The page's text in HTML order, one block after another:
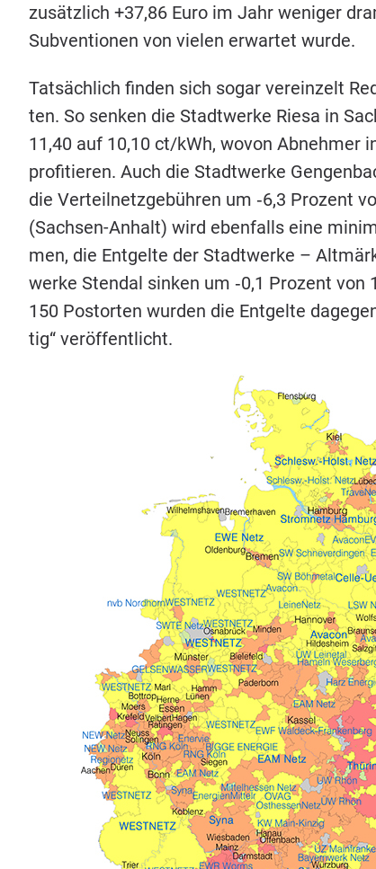
zusätz­lich +37,86 Euro im Jahr weni­ger
Sub­ven­tio­nen von vie­len erwar­tet wurde.
Tat­säch­lich fin­den sich sogar ver­ein­zelt
ten. So sen­ken die Stadt­wer­ke Rie­sa in
11,40 auf 10,10 ct/​kWh, wovon Abneh­mer
pro­fi­tie­ren. Auch die Stadt­wer­ke
die Ver­teil­netz­ge­büh­ren um ‑6,3 Pro­zent
(Sach­sen-Anhalt) wird eben­falls eine
men, die Ent­gel­te der Stadt­wer­ke –
wer­ke Stend­al sin­ken um ‑0,1 Pro­zent von
150 Postor­ten wur­den die Ent­gel­te
tig“ veröffentlicht.